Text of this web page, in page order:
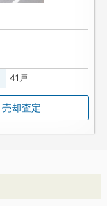
41戸
売却査定